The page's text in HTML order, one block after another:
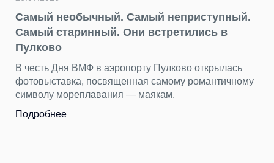
неприступный.
встретились в
Пулково открылась
самому романтичному
маякам.
22.07.2026
находим в Пулково
Бюст древнегреческой